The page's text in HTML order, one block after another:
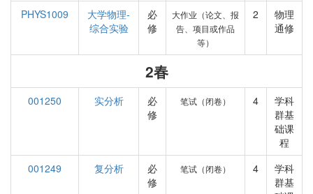
PHYS1009
大学物理-
综合实验
必
修
大作业（论文、报
告、项目或作品
等）
2
物理
通修
2春
001250 实分析
必
修
笔试（闭卷） 4
学科
群基
础课
程
001249
复分析
必
修
笔试（闭卷） 4
学科
群基